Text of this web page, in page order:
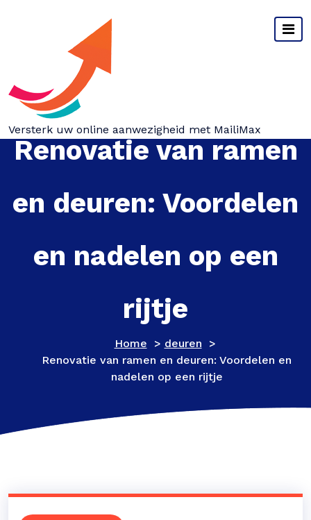
Versterk uw online aanwezigheid met MailiMax
Renovatie van ramen
en deuren: Voordelen
en nadelen op een
rijtje
Home > deuren >
Renovatie van ramen en deuren: Voordelen en
nadelen op een rijtje